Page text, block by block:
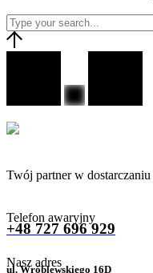
Twój partner w
Telefon awaryjny
+48 727 696 929
Nasz adres
ul. Wróblewskiego 16D